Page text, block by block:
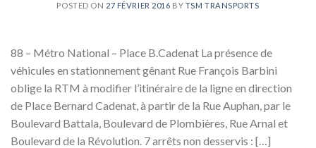
POSTED ON 27 FÉVRIER 2016 BY TSM TRANSPORTS
88 – Métro National – Place B.Cadenat La présence de
véhicules en stationnement gênant Rue François Barbini
oblige la RTM à modifier l’itinéraire de la ligne en direction
de Place Bernard Cadenat, à partir de la Rue Auphan, par le
Boulevard Battala, Boulevard de Plombières, Rue Arnal et
Boulevard de la Révolution. 7 arrêts non desservis : […]